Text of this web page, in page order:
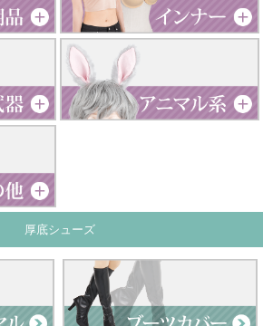
厚底シューズ